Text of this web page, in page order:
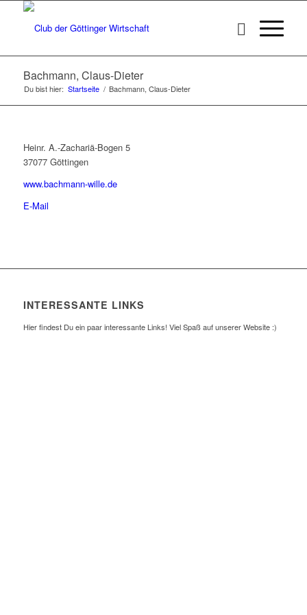
Bachmann, Claus-Dieter
Du bist hier: Startseite / Bachmann, Claus-Dieter
Heinr. A.-Zachariä-Bogen 5
37077 Göttingen
www.bachmann-wille.de
E-Mail
INTERESSANTE LINKS
Hier findest Du ein paar interessante Links! Viel Spaß auf unserer Website :)